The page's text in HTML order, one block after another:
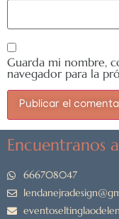
Guarda mi nombre,
navegador para la
Encuentranos
666708047